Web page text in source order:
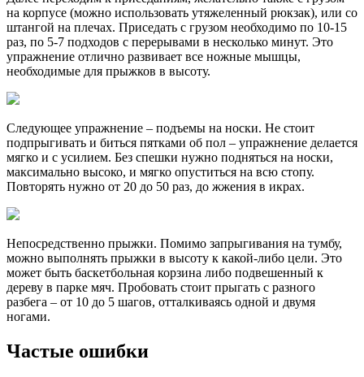
на корпусе (можно использовать утяжеленный рюкзак), или со
штангой на плечах. Приседать с грузом необходимо по 10-15
раз, по 5-7 подходов с перерывами в несколько минут. Это
упражнение отлично развивает все ножные мышцы,
необходимые для прыжков в высоту.
Следующее упражнение – подъемы на носки. Не стоит
подпрыгивать и биться пятками об пол – упражнение делается
мягко и с усилием. Без спешки нужно подняться на носки,
максимально высоко, и мягко опуститься на всю стопу.
Повторять нужно от 20 до 50 раз, до жжения в икрах.
Непосредственно прыжки. Помимо запрыгивания на тумбу,
можно выполнять прыжки в высоту к какой-либо цели. Это
может быть баскетбольная корзина либо подвешенный к
дереву в парке мяч. Пробовать стоит прыгать с разного
разбега – от 10 до 5 шагов, отталкиваясь одной и двумя
ногами.
Частые ошибки